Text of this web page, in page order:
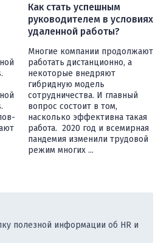
Как стать успешным
руководителем в условиях
удаленной работы?
Многие компании продолжают
работать дистанционно, а
некоторые внедряют
гибридную модель
сотрудничества. И главный
вопрос состоит в том,
насколько эффективна такая
работа. 2020 год и всемирная
пандемия изменили трудовой
режим многих ...
полезной информации об HR и